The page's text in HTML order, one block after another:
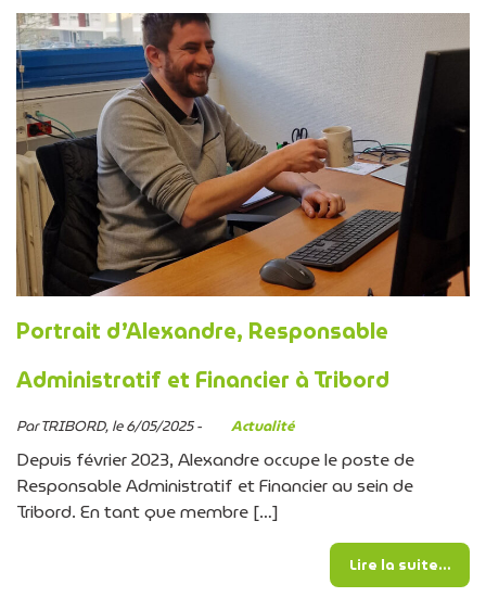
Portrait d’Alexandre, Responsable
Administratif et Financier à Tribord
Par TRIBORD, le 6/05/2025 - Actualité
Depuis février 2023, Alexandre occupe le poste de
Responsable Administratif et Financier au sein de
Tribord. En tant que membre […]
Lire la suite…